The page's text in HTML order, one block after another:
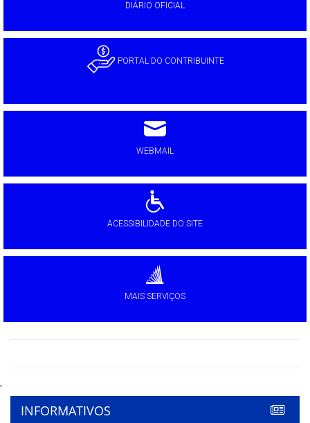
DIÁRIO OFICIAL
PORTAL DO CONTRIBUINTE
WEBMAIL
ACESSIBILIDADE DO SITE
MAIS SERVIÇOS
'
INFORMATIVOS